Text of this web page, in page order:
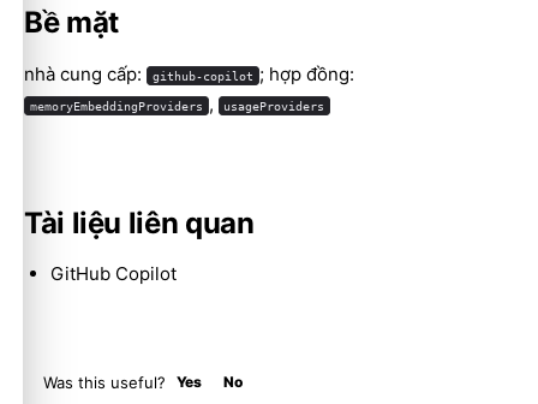
Bề mặt
nhà cung cấp: github-copilot ; hợp đồng:
memoryEmbeddingProviders , usageProviders
Tài liệu liên quan
GitHub Copilot
Was this useful? Yes No